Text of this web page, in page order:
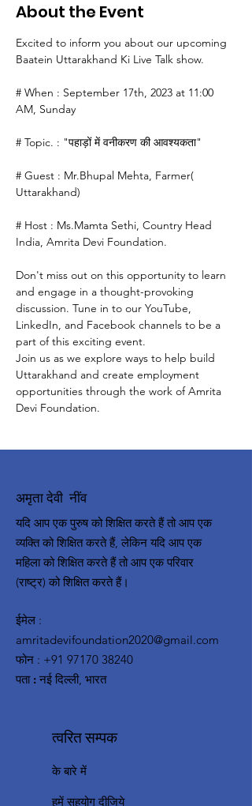
About the Event
Excited to inform you about our upcoming
Baatein Uttarakhand Ki Live Talk show.
# When : September 17th, 2023 at 11:00
AM, Sunday
# Topic. : "पहाड़ों में वनीकरण की आवश्यकता"
# Guest : Mr.Bhupal Mehta, Farmer(
Uttarakhand)
# Host : Ms.Mamta Sethi, Country Head
India, Amrita Devi Foundation.
Don't miss out on this opportunity to learn
and engage in a thought-provoking
discussion. Tune in to our YouTube,
LinkedIn, and Facebook channels to be a
part of this exciting event.
Join us as we explore ways to help build
Uttarakhand and create employment
opportunities through the work of Amrita
Devi Foundation.
अमृता देवी नींव
यदि आप एक पुरुष को शिक्षित करते हैं तो आप एक
व्यक्ति को शिक्षित करते हैं, लेकिन यदि आप एक
महिला को शिक्षित करते हैं तो आप एक परिवार
(राष्ट्र) को शिक्षित करते हैं।
ईमेल :
amritadevifoundation2020@gmail.com
फोन : +91 97170 38240
पता :नई दिल्ली, भारत
त्वरित सम्पक
के बारे में
हमें सहयोग दीजिये